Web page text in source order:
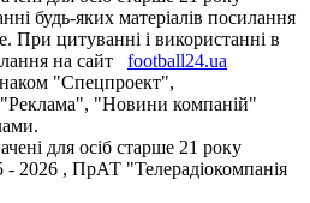
будь-яких матеріалів посилання
При цитуванні і використанні в
на сайт
football24.ua
"Спецпроект",
"Новини компаній"
для осіб старше 21 року
- 2026 , ПрАТ "Телерадіокомпанія